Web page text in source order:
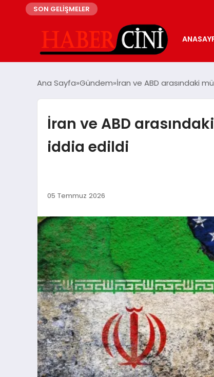
SON GELİŞMELER
Ana Sayfa Gündem İran ve ABD arasındaki
İran ve ABD
iddia edildi
05 Temmuz 2026